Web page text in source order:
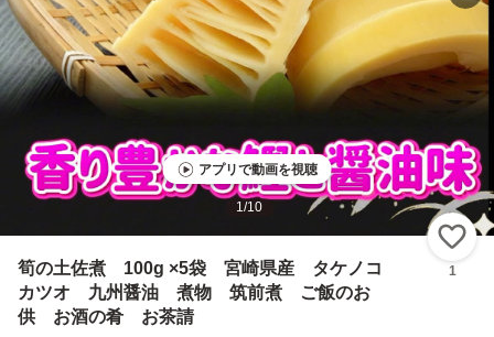
アプリで動画を視聴
1/10
筍の土佐煮 100g ×5袋 宮崎県産 タケノコ
カツオ 九州醤油 煮物 筑前煮 ご飯のお
供 お酒の肴 お茶請
1